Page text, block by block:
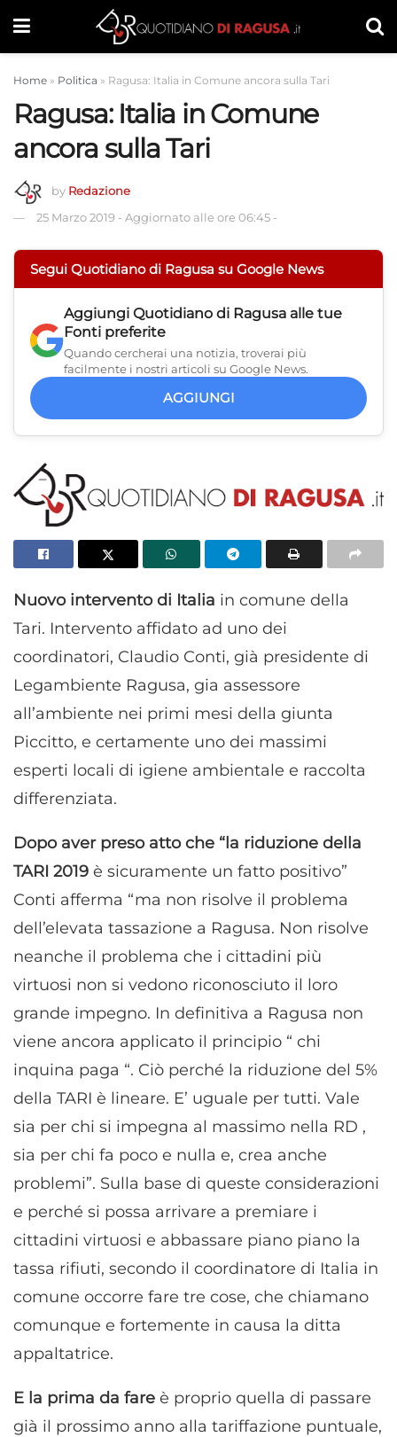
Home » Politica » Ragusa: Italia in Comune ancora sulla Tari
Ragusa: Italia in Comune
ancora sulla Tari
by Redazione
25 Marzo 2019 - Aggiornato alle ore 06:45 -
Segui Quotidiano di Ragusa su Google News
Aggiungi Quotidiano di Ragusa alle tue
Fonti preferite
Quando cercherai una notizia, troverai più
facilmente i nostri articoli su Google News.
AGGIUNGI
Nuovo intervento di Italia in comune della
Tari. Intervento affidato ad uno dei
coordinatori, Claudio Conti, già presidente di
Legambiente Ragusa, gia assessore
all’ambiente nei primi mesi della giunta
Piccitto, e certamente uno dei massimi
esperti locali di igiene ambientale e raccolta
differenziata.
Dopo aver preso atto che “la riduzione della
TARI 2019 è sicuramente un fatto positivo”
Conti afferma “ma non risolve il problema
dell’elevata tassazione a Ragusa. Non risolve
neanche il problema che i cittadini più
virtuosi non si vedono riconosciuto il loro
grande impegno. In definitiva a Ragusa non
viene ancora applicato il principio “ chi
inquina paga “. Ciò perché la riduzione del 5%
della TARI è lineare. E’ uguale per tutti. Vale
sia per chi si impegna al massimo nella RD ,
sia per chi fa poco e nulla e, crea anche
problemi”. Sulla base di queste considerazioni
e perché si possa arrivare a premiare i
cittadini virtuosi e abbassare piano piano la
tassa rifiuti, secondo il coordinatore di Italia in
comune occorre fare tre cose, che chiamano
comunque e fortemente in causa la ditta
appaltatrice.
E la prima da fare è proprio quella di passare
già il prossimo anno alla tariffazione puntuale,